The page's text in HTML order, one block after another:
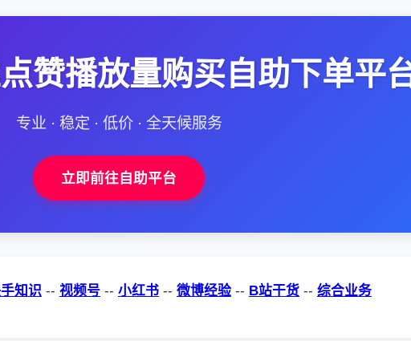
赞播放量购买自助下单平
专业 · 稳定 · 低价 · 全天候服务
立即前往自助平台
知识 -- 视频号 -- 小红书 -- 微博经验 -- B站干货 -- 综合业务